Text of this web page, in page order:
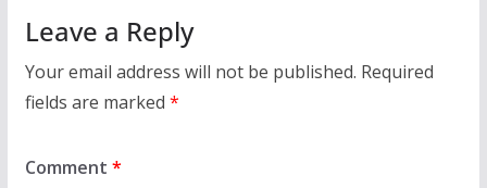
Leave a Reply
Your email address will not be published. Required
fields are marked *
Comment *